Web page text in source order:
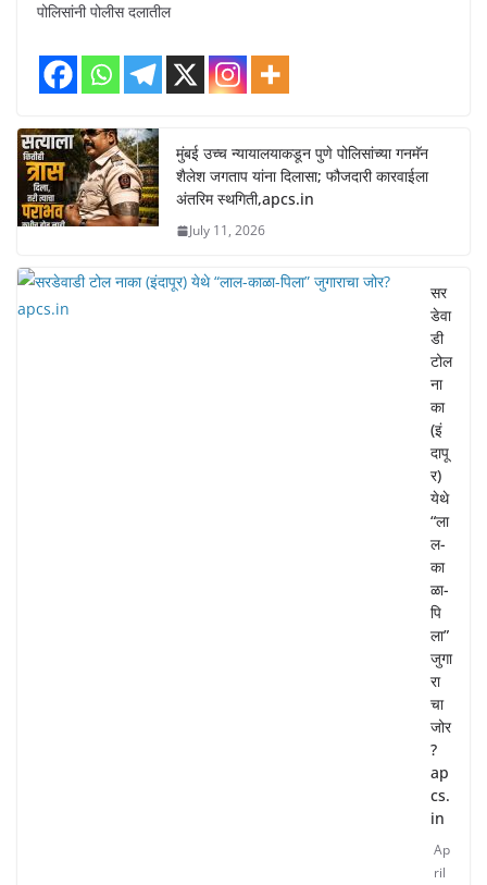
पोलिसांनी पोलीस दलातील
मुंबई उच्च न्यायालयाकडून पुणे पोलिसांच्या गनमॅन
शैलेश जगताप यांना दिलासा; फौजदारी कारवाईला
अंतरिम स्थगिती,apcs.in
July 11, 2026
सर
डेवा
डी
टोल
ना
का
(इं
दापू
र)
येथे
“ला
ल-
का
ळा-
पि
ला”
जुगा
रा
चा
जोर
?
ap
cs.
in
Ap
ril